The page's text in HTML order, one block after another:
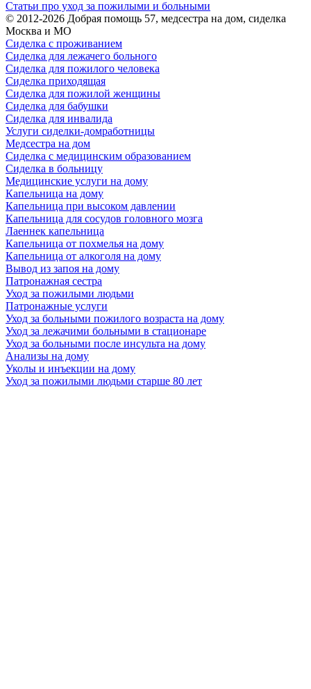
Статьи про уход за пожилыми и больными
© 2012-2026 Добрая помощь 57, медсестра на дом, сиделка
Москва и МО
Сиделка с проживанием
Сиделка для лежачего больного
Сиделка для пожилого человека
Сиделка приходящая
Сиделка для пожилой женщины
Сиделка для бабушки
Сиделка для инвалида
Услуги сиделки-домработницы
Медсестра на дом
Сиделка с медицинским образованием
Сиделка в больницу
Медицинские услуги на дому
Капельница на дому
Капельница при высоком давлении
Капельница для сосудов головного мозга
Лаеннек капельница
Капельница от похмелья на дому
Капельница от алкоголя на дому
Вывод из запоя на дому
Патронажная сестра
Уход за пожилыми людьми
Патронажные услуги
Уход за больными пожилого возраста на дому
Уход за лежачими больными в стационаре
Уход за больными после инсульта на дому
Анализы на дому
Уколы и инъекции на дому
Уход за пожилыми людьми старше 80 лет